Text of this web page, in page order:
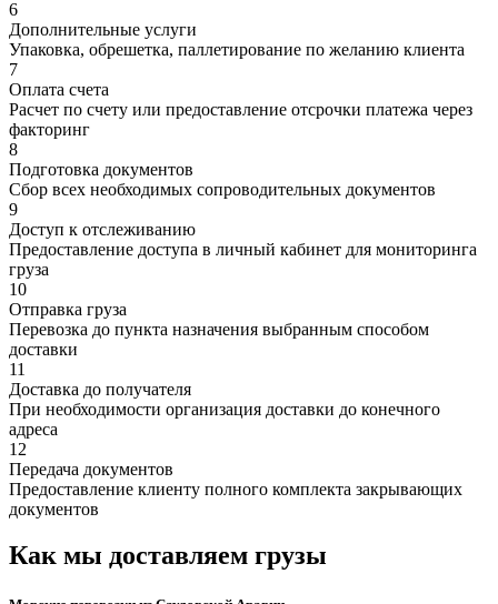
6
Дополнительные услуги
Упаковка, обрешетка, паллетирование по желанию клиента
7
Оплата счета
Расчет по счету или предоставление отсрочки платежа через
факторинг
8
Подготовка документов
Сбор всех необходимых сопроводительных документов
9
Доступ к отслеживанию
Предоставление доступа в личный кабинет для мониторинга
груза
10
Отправка груза
Перевозка до пункта назначения выбранным способом
доставки
11
Доставка до получателя
При необходимости организация доставки до конечного
адреса
12
Передача документов
Предоставление клиенту полного комплекта закрывающих
документов
Как мы доставляем грузы